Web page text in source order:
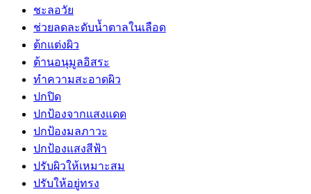
ชะลอวัย
ช่วยลดละดับน้ำตาลในเลือด
ต้กแต่งผิว
ต้านอนุมูลอิสระ
ทำความสะอาดผิว
ปกปิด
ปกป้องจากแสงแดด
ปกป้องมลภาวะ
ปกป้องแสงสีฟ้า
ปรับผิวให้เหมาะสม
ปรับให้อยู่ทรง